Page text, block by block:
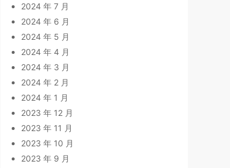
2024 年 7 月
2024 年 6 月
2024 年 5 月
2024 年 4 月
2024 年 3 月
2024 年 2 月
2024 年 1 月
2023 年 12 月
2023 年 11 月
2023 年 10 月
2023 年 9 月